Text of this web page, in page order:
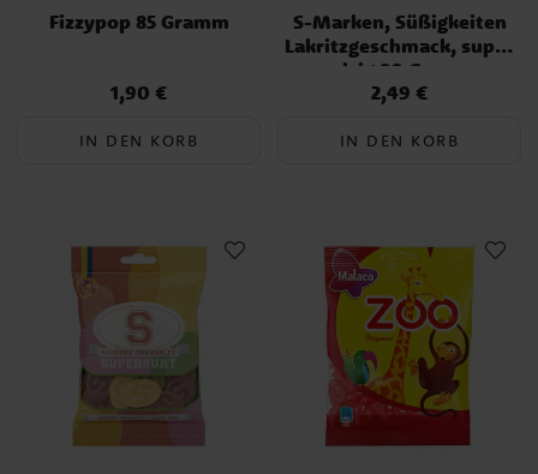
Fizzypop 85 Gramm
Preis:1,90 €
1,90 €
IN DEN KORB
S-Marken, Süßigkeiten
Lakritzgeschmack, super
salzig 80 Gramm
Preis:2,49 €
2,49 €
IN DEN KORB